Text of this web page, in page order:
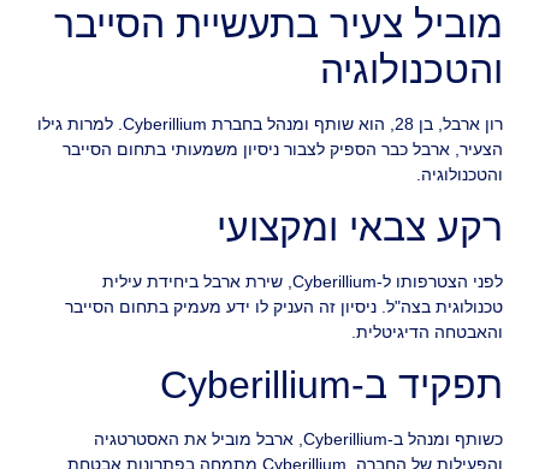
מוביל צעיר בתעשיית הסייבר
והטכנולוגיה
רון ארבל, בן 28, הוא שותף ומנהל בחברת Cyberillium. למרות גילו
הצעיר, ארבל כבר הספיק לצבור ניסיון משמעותי בתחום הסייבר
והטכנולוגיה.
רקע צבאי ומקצועי
לפני הצטרפותו ל-Cyberillium, שירת ארבל ביחידת עילית
טכנולוגית בצה"ל. ניסיון זה העניק לו ידע מעמיק בתחום הסייבר
והאבטחה הדיגיטלית.
תפקיד ב-Cyberillium
כשותף ומנהל ב-Cyberillium, ארבל מוביל את האסטרטגיה
והפעילות של החברה. Cyberillium מתמחה בפתרונות אבטחת